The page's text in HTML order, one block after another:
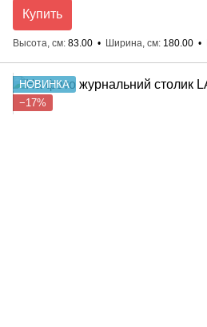
Купить
Высота, см 83.00 Ширина, см 180.00
НОВИНКА
−17%